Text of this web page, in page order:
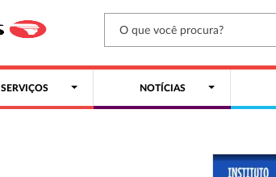
SERVIÇOS NOTÍCIAS